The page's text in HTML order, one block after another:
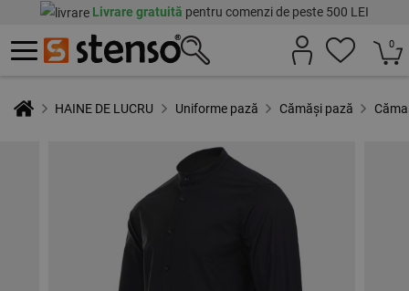
Livrare gratuită pentru comenzi de peste 500 LEI
0
HAINE DE LUCRU Uniforme pază Cămăși pază